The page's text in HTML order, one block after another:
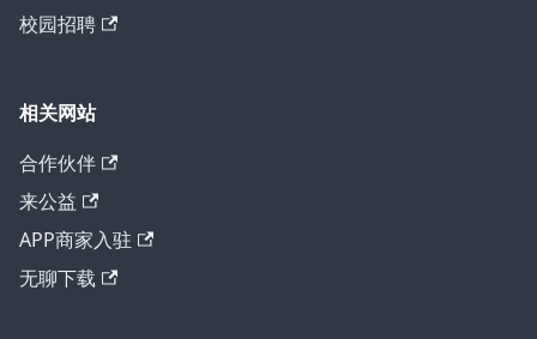
校园招聘
相关网站
合作伙伴
来公益
APP商家入驻
无聊下载